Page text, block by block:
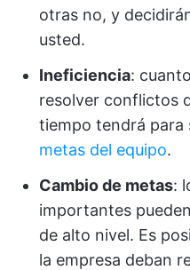
otras no, y
usted.
Ineficiencia:
resolver conflictos
tiempo tendrá para
metas del equipo.
Cambio de metas:
importantes
de alto nivel. Es
la empresa deban